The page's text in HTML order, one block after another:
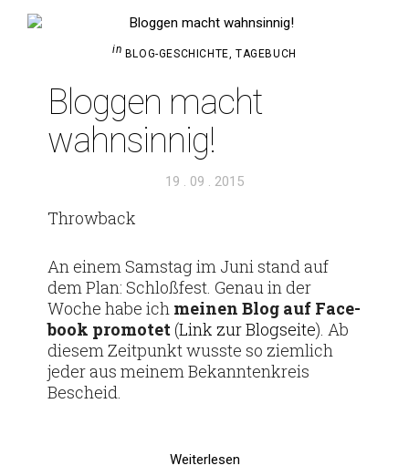
in BLOG-GESCHICHTE ,TAGEBUCH
Bloggen macht
wahnsinnig!
Veröffentlicht
19 . 09 . 2015
Throw­back
An einem Samstag im Juni stand auf
dem Plan: Schloß­fest. Genau in der
Woche habe ich meinen Blog auf Face­
book pro­motet (Link zur Blog­seite). Ab
diesem Zeit­punkt wusste so ziem­lich
jeder aus meinem Bekann­ten­kreis
Bescheid.
Weiterlesen